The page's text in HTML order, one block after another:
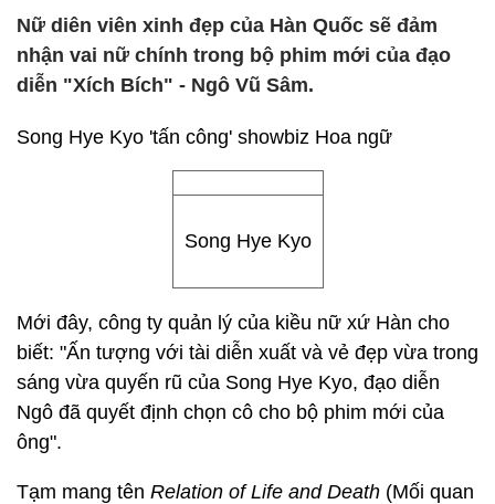
Nữ diên viên xinh đẹp của Hàn Quốc sẽ đảm
nhận vai nữ chính trong bộ phim mới của đạo
diễn "Xích Bích" - Ngô Vũ Sâm.
Song Hye Kyo 'tấn công' showbiz Hoa ngữ
Song Hye Kyo
Mới đây, công ty quản lý của kiều nữ xứ Hàn cho
biết: "Ấn tượng với tài diễn xuất và vẻ đẹp vừa trong
sáng vừa quyến rũ của Song Hye Kyo, đạo diễn
Ngô đã quyết định chọn cô cho bộ phim mới của
ông".
Tạm mang tên Relation of Life and Death (Mối quan